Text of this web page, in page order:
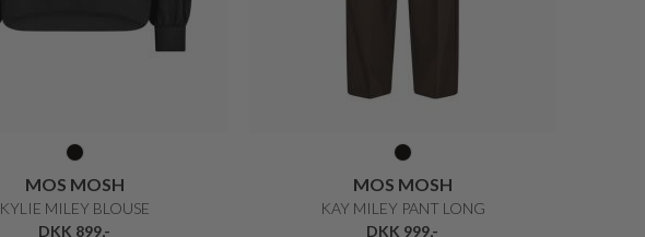
MOS MOSH
KYLIE MILEY BLOUSE
DKK 899,-
MOS MOSH
KAY MILEY PANT LONG
DKK 999,-